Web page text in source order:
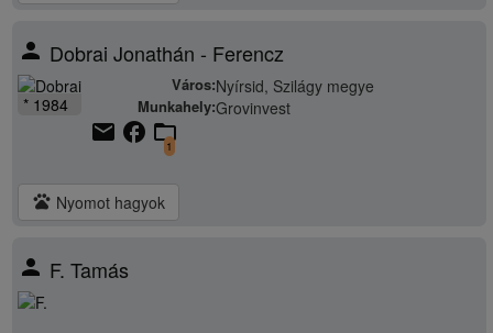
person Dobrai Jonathán - Ferencz
* 1984
Város:Nyírsid, Szilágy megye
Munkahely:Grovinvest
email facebook folder_open
1
pets Nyomot hagyok
person F. Tamás